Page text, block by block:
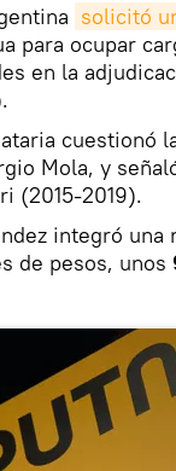
solicitó
para ocupar
en la
cuestionó
Mola, y
(2015-2019).
integró una
de pesos, unos